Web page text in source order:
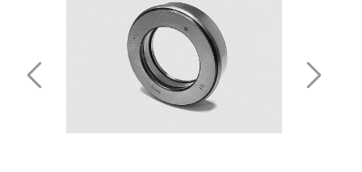
УГЛОВЫЕ СОЕДИНИТЕЛИ
СИСТЕМА ТРУБНАЯ МОДУЛЬНАЯ
СИСТЕМА ТРУБНАЯ КОНСТРУКЦИОННАЯ
ВНУТРЕННИЕ УГЛОВЫЕ СОЕДИНИТЕЛИ